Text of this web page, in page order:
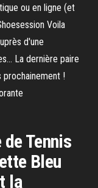
ou en ligne (et
Voila
d'une
La dernière paire
!
Tennis
Bleu
la